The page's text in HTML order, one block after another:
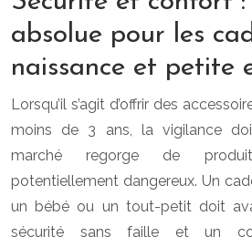
absolue pour les
naissance et petite
Lorsqu’il s’agit d’offrir des
moins de 3 ans, la vigilance
marché regorge de
potentiellement dangereux. Un
un bébé ou un tout-petit doit
sécurité sans faille et un